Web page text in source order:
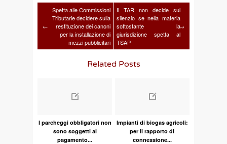
←
Spetta alle Commissioni
Tributarie decidere sulla
restituzione dei canoni
per la installazione di
mezzi pubblicitari
Il TAR non decide sul
silenzio se nella materia
sottostante la
giurisdizione spetta al
TSAP
→
Related Posts
I parcheggi obbligatori non
sono soggetti al
pagamento...
Impianti di biogas agricoli:
per il rapporto di
connessione...